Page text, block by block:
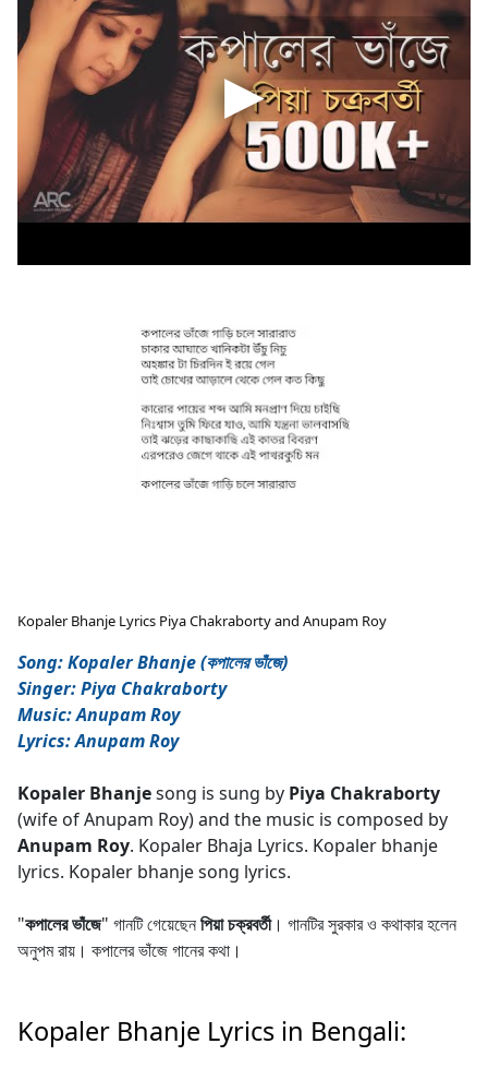
Kopaler Bhanje Lyrics Piya Chakraborty and Anupam Roy
Song: Kopaler Bhanje (কপালের ভাঁজে)
Singer: Piya Chakraborty
Music: Anupam Roy
Lyrics: Anupam Roy
Kopaler Bhanjesong is sung by Piya Chakraborty
(wife of Anupam Roy) and the music is composed by
Anupam Roy. Kopaler Bhaja Lyrics. Kopaler bhanje
lyrics. Kopaler bhanje song lyrics.
"কপালের ভাঁজে" গানটি গেয়েছেনপিয়া চক্রবর্তী। গানটির সুরকার ও কথাকার হলেন
অনুপম রায়। কপালের ভাঁজে গানের কথা।
Kopaler Bhanje Lyrics in Bengali: